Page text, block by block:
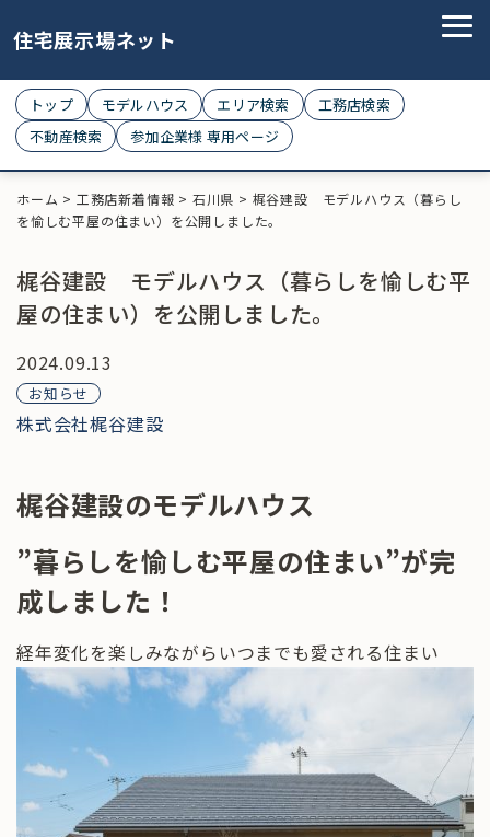
住宅展示場ネット
トップ モデルハウス エリア検索
工務店検索
不動産検索
参加企業様 専用ページ
ホーム > 工務店新着情報 > 石川県 > 梶谷建設 モデルハウス（暮らし
を愉しむ平屋の住まい）を公開しました。
梶谷建設 モデルハウス（暮らしを愉しむ平
屋の住まい）を公開しました。
2024.09.13
お知らせ
株式会社梶谷建設
梶谷建設のモデルハウス
”暮らしを愉しむ平屋の住まい”が完
成しました！
経年変化を楽しみながらいつまでも愛される住まい